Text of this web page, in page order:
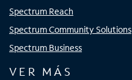
Spectrum Reach
Spectrum Community Solutions
Spectrum Business
VER MÁS